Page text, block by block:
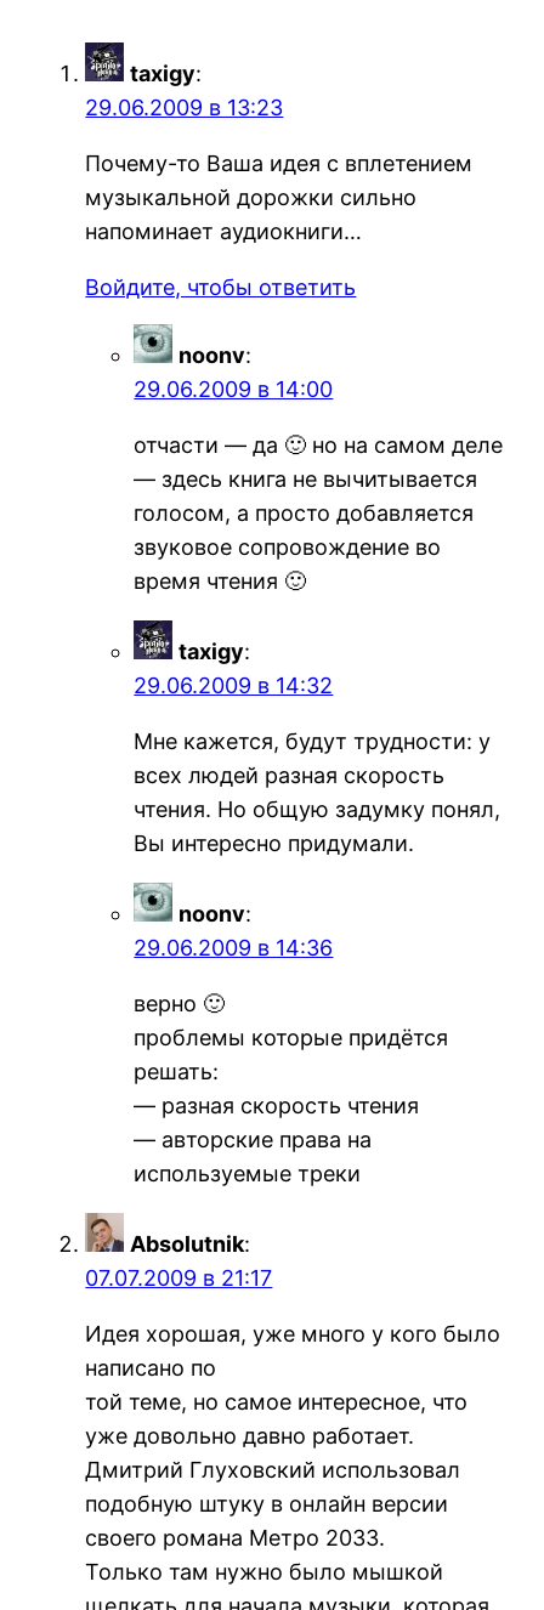
taxigy:
29.06.2009 в 13:23
Почему-то Ваша идея с вплетением
музыкальной дорожки сильно
напоминает аудиокниги…
Войдите, чтобы ответить
noonv:
29.06.2009 в 14:00
отчасти — да 🙂 но на самом деле
— здесь книга не вычитывается
голосом, а просто добавляется
звуковое сопровождение во
время чтения 🙂
taxigy:
29.06.2009 в 14:32
Мне кажется, будут трудности: у
всех людей разная скорость
чтения. Но общую задумку понял,
Вы интересно придумали.
noonv:
29.06.2009 в 14:36
верно 🙂
проблемы которые придётся
решать:
— разная скорость чтения
— авторские права на
используемые треки
Absolutnik:
07.07.2009 в 21:17
Идея хорошая, уже много у кого было
написано по
той теме, но самое интересное, что
уже довольно давно работает.
Дмитрий Глуховский использовал
подобную штуку в онлайн версии
своего романа Метро 2033.
Только там нужно было мышкой